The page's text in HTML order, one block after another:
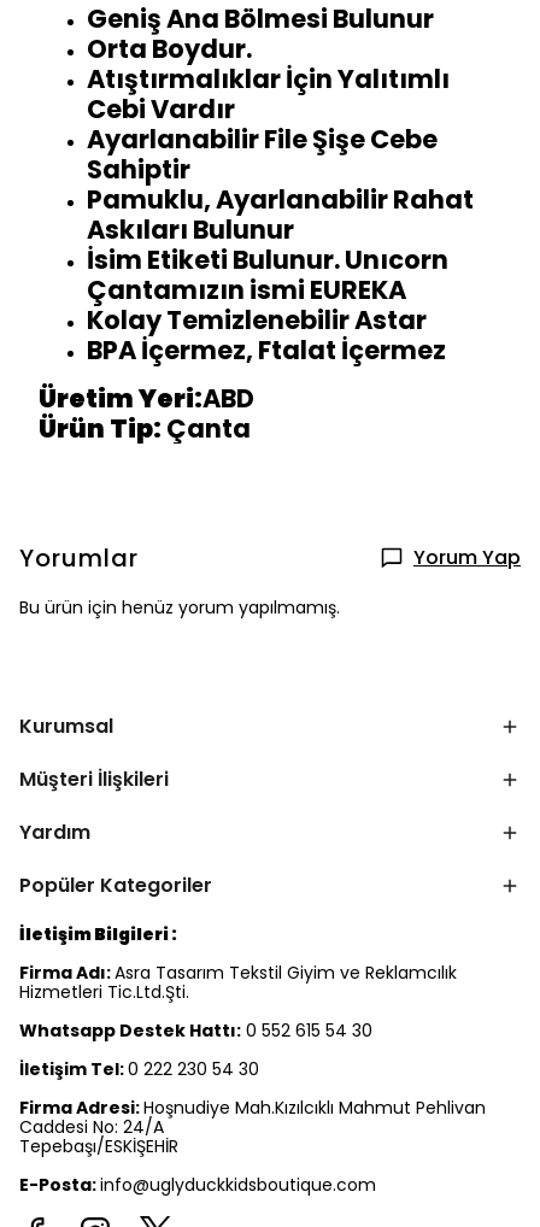
Geniş Ana Bölmesi Bulunur
Orta Boydur.
Atıştırmalıklar İçin Yalıtımlı
Cebi Vardır
Ayarlanabilir File Şişe Cebe
Sahiptir
Pamuklu, Ayarlanabilir Rahat
Askıları Bulunur
İsim Etiketi Bulunur. Unıcorn
Çantamızın ismi EUREKA
Kolay Temizlenebilir Astar
BPA İçermez, Ftalat İçermez
Üretim Yeri:ABD
Ürün Tip: Çanta
Yorumlar Yorum Yap
Bu ürün için henüz yorum yapılmamış.
Kurumsal
Müşteri İlişkileri
Yardım
Popüler Kategoriler
İletişim Bilgileri :
Firma Adı:Asra Tasarım Tekstil Giyim ve Reklamcılık
Hizmetleri Tic.Ltd.Şti.
Whatsapp Destek Hattı: 0 552 615 54 30
İletişim Tel:0 222 230 54 30
Firma Adresi:Hoşnudiye Mah.Kızılcıklı Mahmut Pehlivan
Caddesi No: 24/A
Tepebaşı/ESKİŞEHİR
E-Posta:info@uglyduckkidsboutique.com